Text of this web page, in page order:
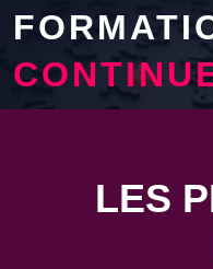
LES